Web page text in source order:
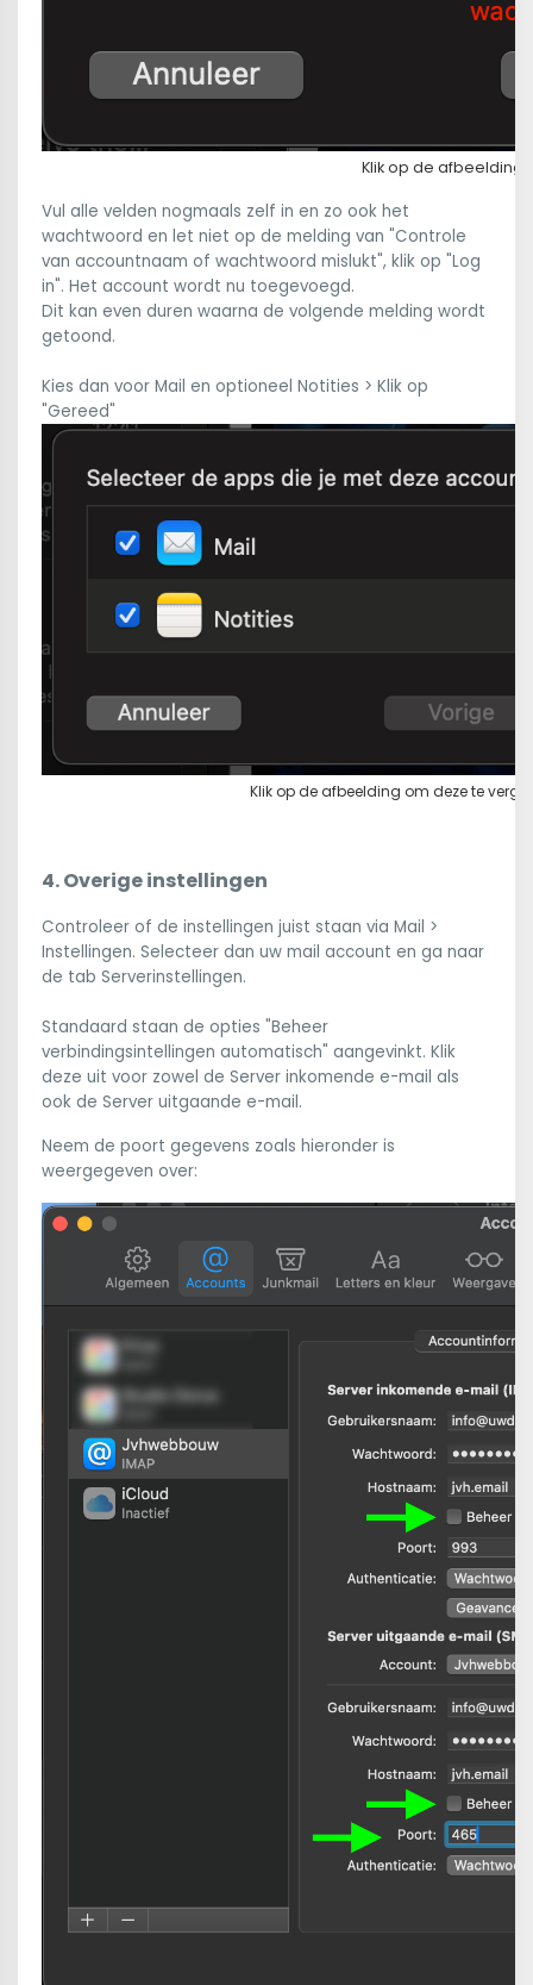
Klik op de afbeelding
Vul alle velden nogmaals zelf in en zo ook het
wachtwoord en let niet op de melding van "Controle
van accountnaam of wachtwoord mislukt", klik op "Log
in". Het account wordt nu toegevoegd.
Dit kan even duren waarna de volgende melding wordt
getoond.
Kies dan voor Mail en optioneel Notities > Klik op
"Gereed"
Klik op de afbeelding om deze te
4. Overige instellingen
Controleer of de instellingen juist staan via Mail >
Instellingen. Selecteer dan uw mail account en ga naar
de tab Serverinstellingen.
Standaard staan de opties "Beheer
verbindingsintellingen automatisch" aangevinkt. Klik
deze uit voor zowel de Server inkomende e-mail als
ook de Server uitgaande e-mail.
Neem de poort gegevens zoals hieronder is
weergegeven over: